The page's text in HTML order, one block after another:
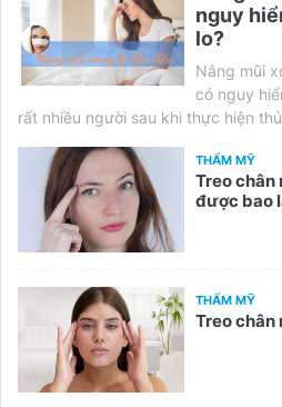
nguy
lo?
Nâng mũi
có nguy
rất nhiều người sau khi thực hiện
THẨM MỸ
Treo chân
được bao
THẨM MỸ
Treo chân